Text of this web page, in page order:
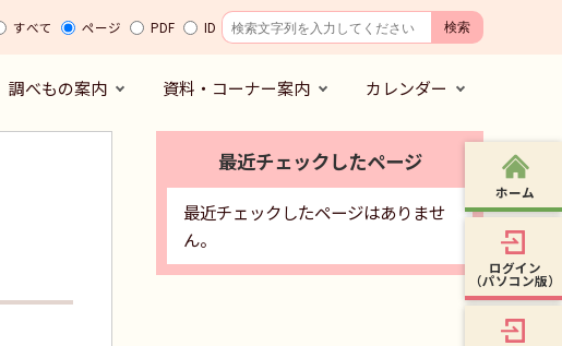
すべて ページ PDF ID
調べもの案内 資料・コーナー案内 カレンダー
最近チェックしたページ
最近チェックしたページはありませ
ん。
ホーム
ログイン
（パソコン版）